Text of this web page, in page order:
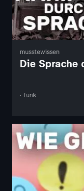
musstewissen
Die Sprache
· funk